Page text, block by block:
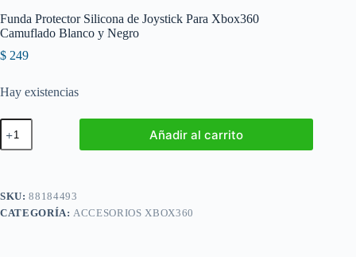
Funda Protector Silicona de Joystick Para Xbox360
Camuflado Blanco y Negro
$ 249
Hay existencias
Funda
Protector
Silicona
Para
Camuflado
Añadir al carrito
SKU:88184493
CATEGORÍA:ACCESORIOS XBOX360